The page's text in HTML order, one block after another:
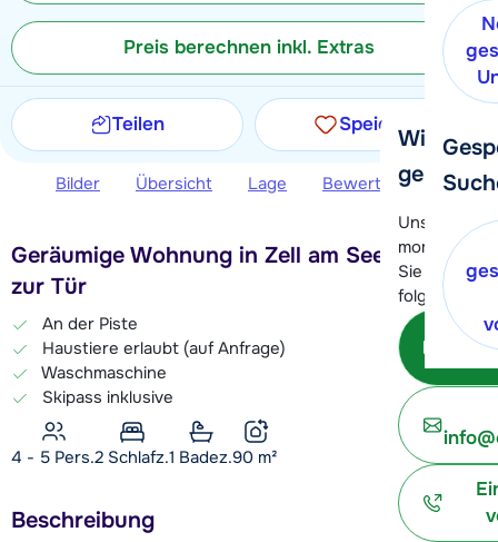
Wir
gerne
Unser
momentan
Sie können
folgenden
Preis berechnen inkl. Extras
Teilen Speichern
Bilder Übersicht Lage Bewertungen
Geräumige Wohnung in Zell am See, Ski bis
zur Tür
An der Piste
Haustiere erlaubt (auf Anfrage)
Waschmaschine
Skipass inklusive
4 - 5 Pers.2 Schlafz.1 Badez.90 m²
Beschreibung